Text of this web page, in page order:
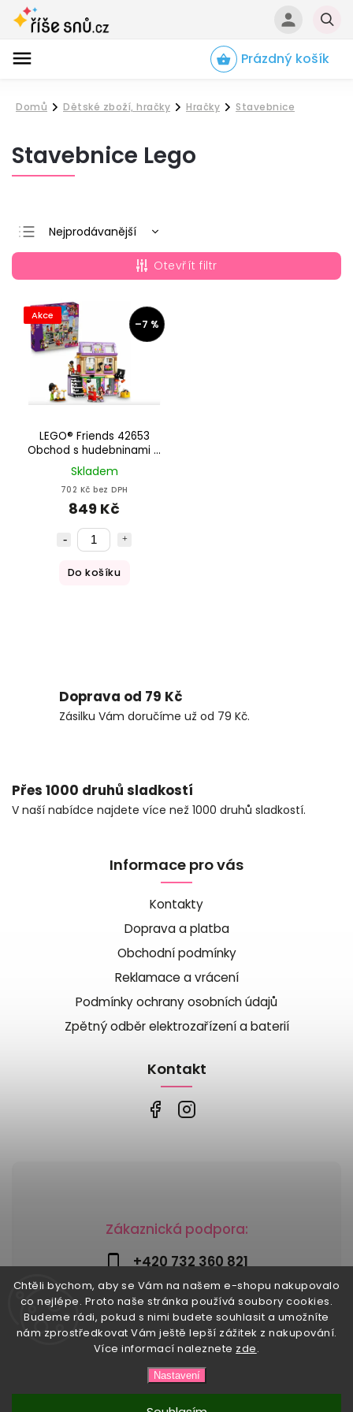
Chtěli bychom, aby se Vám na našem e-shopu nakupovalo
co nejlépe. Proto naše stránka používá soubory cookies.
Budeme rádi, pokud s nimi budete souhlasit a umožníte
nám zprostředkovat Vám ještě lepší zážitek z nakupování.
Více informací naleznete zde.
Nastavení
Prázdný košík
Domů
/
Dětské zboží, hračky
/
Hračky
/
Stavebnice
Stavebnice Lego
Nejprodávanější
Nejlevnější
Nejdražší
Abecedně
Otevřít filtr
Akce
–7 %
LEGO® Friends 42653
Obchod s hudebninami a
byt
Skladem
702 Kč bez DPH
849 Kč
Do košíku
Doprava od 79 Kč
Zásilku Vám doručíme už od 79 Kč.
Přes 1000 druhů sladkostí
V naší nabídce najdete více než 1000 druhů sladkostí.
Zákaznická podpora:
+420 732 360 821
info@risesnu.cz
Informace pro vás
Kontakty
Doprava a platba
Obchodní podmínky
Reklamace a vrácení
Podmínky ochrany osobních údajů
Zpětný odběr elektrozařízení a baterií
Kontakt
Risesnu.cz. Všechna práva vyhrazena.
Upravit nastavení cookies
Shoptet | Design